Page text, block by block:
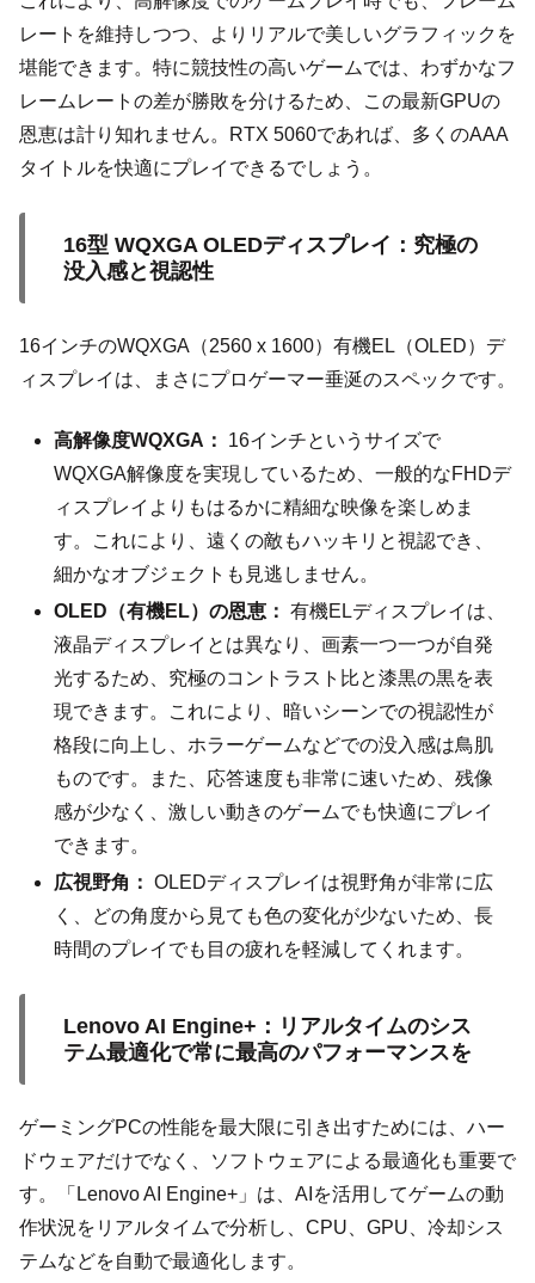
レートを維持しつつ、よりリアルで美しいグラフィックを
堪能できます。特に競技性の高いゲームでは、わずかなフ
レームレートの差が勝敗を分けるため、この最新GPUの
恩恵は計り知れません。RTX 5060であれば、多くのAAA
タイトルを快適にプレイできるでしょう。
16型 WQXGA OLEDディスプレイ：究極の
没入感と視認性
16インチのWQXGA（2560 x 1600）有機EL（OLED）デ
ィスプレイは、まさにプロゲーマー垂涎のスペックです。
高解像度WQXGA：
16インチというサイズで
WQXGA解像度を実現しているため、一般的なFHDデ
ィスプレイよりもはるかに精細な映像を楽しめま
す。これにより、遠くの敵もハッキリと視認でき、
細かなオブジェクトも見逃しません。
OLED（有機EL）の恩恵： 有機ELディスプレイは、
液晶ディスプレイとは異なり、画素一つ一つが自発
光するため、究極のコントラスト比と漆黒の黒を表
現できます。これにより、暗いシーンでの視認性が
格段に向上し、ホラーゲームなどでの没入感は鳥肌
ものです。また、応答速度も非常に速いため、残像
感が少なく、激しい動きのゲームでも快適にプレイ
できます。
広視野角： OLEDディスプレイは視野角が非常に広
く、どの角度から見ても色の変化が少ないため、長
時間のプレイでも目の疲れを軽減してくれます。
Lenovo AI Engine+：リアルタイムのシス
テム最適化で常に最高のパフォーマンスを
ゲーミングPCの性能を最大限に引き出すためには、ハー
ドウェアだけでなく、ソフトウェアによる最適化も重要で
す。「Lenovo AI Engine+」は、AIを活用してゲームの動
作状況をリアルタイムで分析し、CPU、GPU、冷却シス
テムなどを自動で最適化します。